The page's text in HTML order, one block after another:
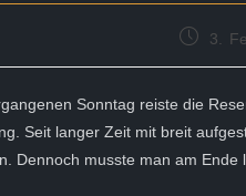
Beitrag
3.
Sonntag reiste die
Seit langer Zeit mit breit
Dennoch musste man am Ende